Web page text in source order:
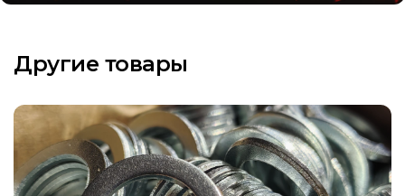
Другие товары